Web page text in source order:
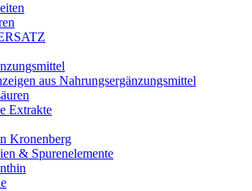
aus Nahrungsergänzungsmittel
Extrakte
Kronenberg
& Spurenelemente